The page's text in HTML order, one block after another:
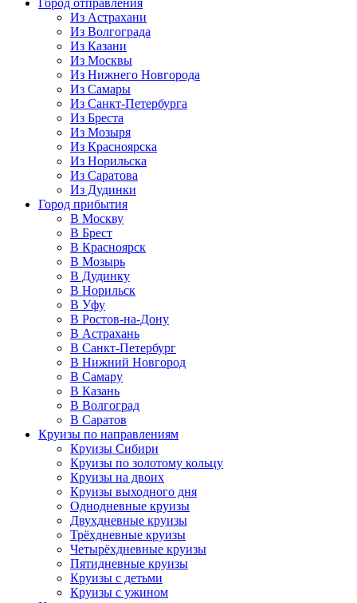
Город отправления
Из Астрахани
Из Волгограда
Из Казани
Из Москвы
Из Нижнего Новгорода
Из Самары
Из Санкт-Петербурга
Из Бреста
Из Мозыря
Из Красноярска
Из Норильска
Из Саратова
Из Дудинки
Город прибытия
В Москву
В Брест
В Красноярск
В Мозырь
В Дудинку
В Норильск
В Уфу
В Ростов-на-Дону
В Астрахань
В Санкт-Петербург
В Нижний Новгород
В Самару
В Казань
В Волгоград
В Саратов
Круизы по направлениям
Круизы Сибири
Круизы по золотому кольцу
Круизы на двоих
Круизы выходного дня
Однодневные круизы
Двухдневные круизы
Трёхдневные круизы
Четырёхдневные круизы
Пятидневные круизы
Круизы с детьми
Круизы с ужином